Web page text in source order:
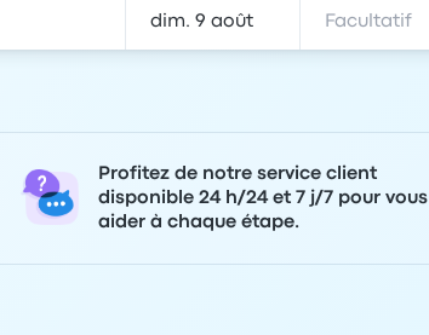
Profitez de notre service client
disponible 24 h/24 et 7 j/7 pour vous
aider à chaque étape.